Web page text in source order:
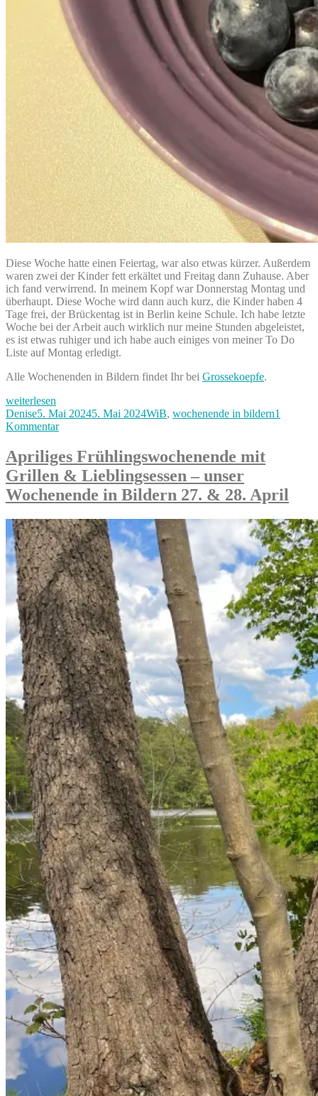
Diese Woche hatte einen Feiertag, war also etwas kürzer. Außerdem
waren zwei der Kinder fett erkältet und Freitag dann Zuhause. Aber
ich fand verwirrend. In meinem Kopf war Donnerstag Montag und
überhaupt. Diese Woche wird dann auch kurz, die Kinder haben 4
Tage frei, der Brückentag ist in Berlin keine Schule. Ich habe letzte
Woche bei der Arbeit auch wirklich nur meine Stunden abgeleistet,
es ist etwas ruhiger und ich habe auch einiges von meiner To Do
Liste auf Montag erledigt.
Alle Wochenenden in Bildern findet Ihr bei Grossekoepfe.
„Ein
Knall
und
bißchen
zuviel
Wasser
–
unser
in
Bildern
4.
&
Mai“
weiterlesen
Autor
DeniseVeröffentlicht
am
5. Mai 20245. Mai 2024Kategorien
WiB, wochenende in bildern1
Kommentarzu
Knall
und
ein
bißchen
zuviel
–
unser
Wochenende
in
Bildern
4.
&
5.
Mai
Apriliges Frühlingswochenende mit
Grillen & Lieblingsessen – unser
Wochenende in Bildern 27. & 28. April